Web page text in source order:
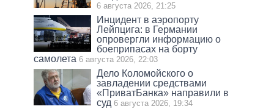
6 августа 2026, 21:25
Инцидент в аэропорту
Лейпцига: в Германии
опровергли информацию о
боеприпасах на борту
самолета 6 августа 2026, 22:03
Дело Коломойского о
завладении средствами
«ПриватБанка» направили в
суд 6 августа 2026, 19:34